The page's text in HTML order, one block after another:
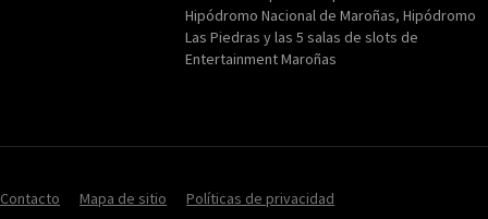
Hipódromo Nacional de Maroñas, Hipódromo
Las Piedras y las 5 salas de slots de
Entertainment Maroñas
Contacto Mapa de sitio Políticas de privacidad